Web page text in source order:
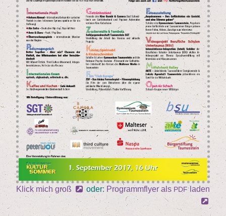
Klick mich groß oder: Pro­gramm­fly­er alsPDFladen